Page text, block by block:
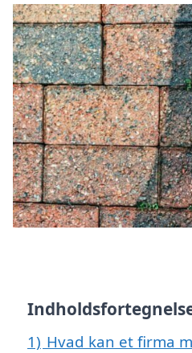
1) Hvad kan et firma